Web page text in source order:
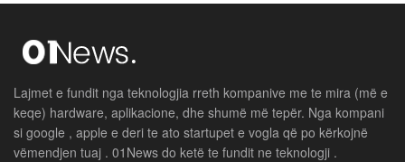
Lajmet e fundit nga teknologjia rreth kompanive me te mira (më e
keqe) hardware, aplikacione, dhe shumë më tepër. Nga kompani
si google , apple e deri te ato startupet e vogla që po kërkojnë
vëmendjen tuaj . 01News do ketë te fundit ne teknologji .